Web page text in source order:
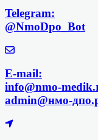
Telegram:
@NmoDpo_Bot
E-mail:
info@nmo-
admin@нмо-